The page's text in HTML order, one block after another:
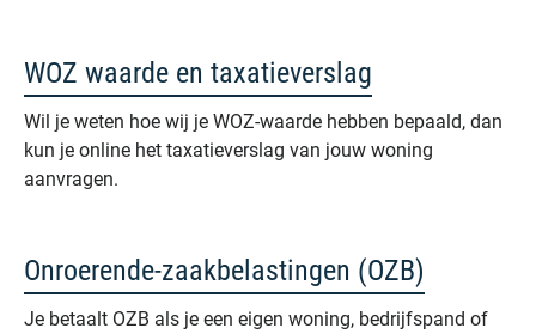
WOZ waarde en taxatieverslag
Wil je weten hoe wij je WOZ-waarde hebben bepaald, dan
kun je online het taxatieverslag van jouw woning
aanvragen.
Onroerende-zaakbelastingen (OZB)
Je betaalt OZB als je een eigen woning, bedrijfspand of